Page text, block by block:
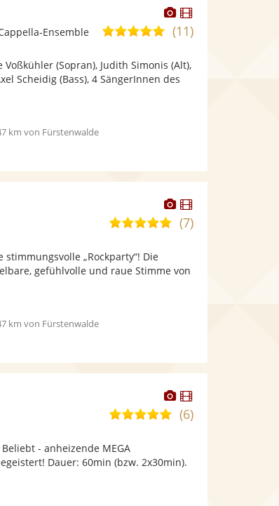
Dieser
Künstler
stellt
Fotos
bereit.
Dieser
Künstler
5,0
5
Sternen
(11)
Ensemble
(Sopran), Judith Simonis (Alt),
Scheidig (Bass), 4 SängerInnen des
km von Fürstenwalde
Dieser
Künstler
stellt
Dieser
Künstler
4,9
Sternen
(7)
stimmungsvolle „Rockparty“! Die
gefühlvolle und raue Stimme von
km von Fürstenwalde
Dieser
Künstler
stellt
bereit.
Dieser
Künstler
4,9
Sternen
(6)
Beliebt - anheizende MEGA
Dauer: 60min (bzw. 2x30min).